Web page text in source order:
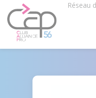
au
contenu
principal
Réseau